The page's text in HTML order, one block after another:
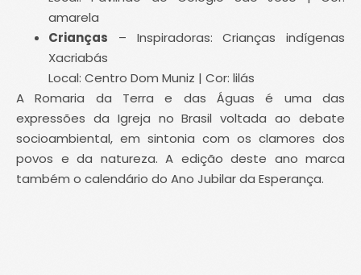
amarela
Crianças – Inspiradoras: Crianças indígenas
Xacriabás
Local: Centro Dom Muniz | Cor: lilás
A Romaria da Terra e das Águas é uma das
expressões da Igreja no Brasil voltada ao debate
socioambiental, em sintonia com os clamores dos
povos e da natureza. A edição deste ano marca
também o calendário do Ano Jubilar da Esperança.